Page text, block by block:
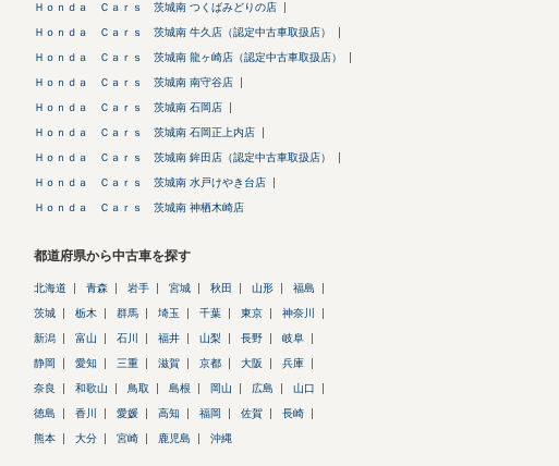
Ｈｏｎｄａ Ｃａｒｓ 茨城南 つくばみどりの店
Ｈｏｎｄａ Ｃａｒｓ 茨城南 牛久店（認定中古車取扱店）
Ｈｏｎｄａ Ｃａｒｓ 茨城南 龍ヶ崎店（認定中古車取扱店）
Ｈｏｎｄａ Ｃａｒｓ 茨城南 南守谷店
Ｈｏｎｄａ Ｃａｒｓ 茨城南 石岡店
Ｈｏｎｄａ Ｃａｒｓ 茨城南 石岡正上内店
Ｈｏｎｄａ Ｃａｒｓ 茨城南 鉾田店（認定中古車取扱店）
Ｈｏｎｄａ Ｃａｒｓ 茨城南 水戸けやき台店
Ｈｏｎｄａ Ｃａｒｓ 茨城南 神栖木崎店
都道府県から中古車を探す
北海道 青森 岩手 宮城 秋田 山形 福島
茨城 栃木 群馬 埼玉 千葉 東京 神奈川
新潟 富山 石川 福井 山梨 長野 岐阜
静岡 愛知 三重 滋賀 京都 大阪 兵庫
奈良 和歌山 鳥取 島根 岡山 広島 山口
徳島 香川 愛媛 高知 福岡 佐賀 長崎
熊本 大分 宮崎 鹿児島 沖縄